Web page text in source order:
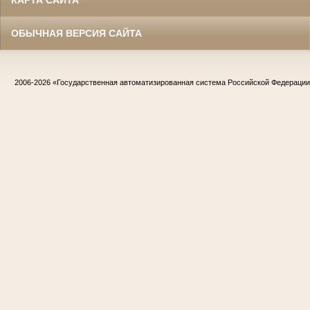
ОБЫЧНАЯ ВЕРСИЯ САЙТА
2006-2026 «Государственная автоматизированная система Российской